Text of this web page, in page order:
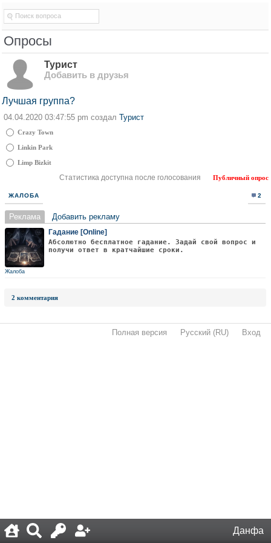
Данфа
Опросы
Турист
Добавить в друзья
Лучшая группа?
04.04.2020 03:47:55 pm создал Турист
Crazy Town
Linkin Park
Limp Bizkit
Статистика доступна после голосования Публичный опрос
ЖАЛОБА 2
Реклама Добавить рекламу
Гадание [Online]
Абсолютно бесплатное гадание. Задай свой вопрос и
получи ответ в кратчайшие сроки.
Жалоба
2 комментария
Полная версия Русский (RU) Вход